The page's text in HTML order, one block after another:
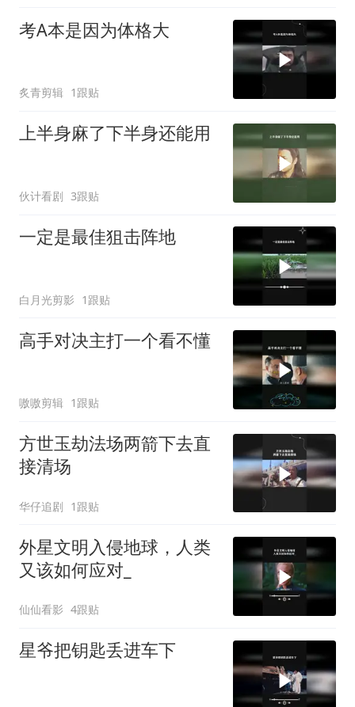
考A本是因为体格大
炙青剪辑 1跟贴
上半身麻了下半身还能用
伙计看剧 3跟贴
一定是最佳狙击阵地
白月光剪影 1跟贴
高手对决主打一个看不懂
嗷嗷剪辑 1跟贴
方世玉劫法场两箭下去直
接清场
华仔追剧 1跟贴
外星文明入侵地球，人类
又该如何应对_
仙仙看影 4跟贴
星爷把钥匙丢进车下